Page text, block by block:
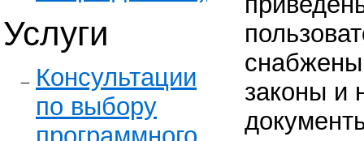
Услуги
Консультации
по выбору
законы и